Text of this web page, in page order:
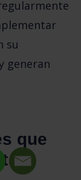
su
generan
que